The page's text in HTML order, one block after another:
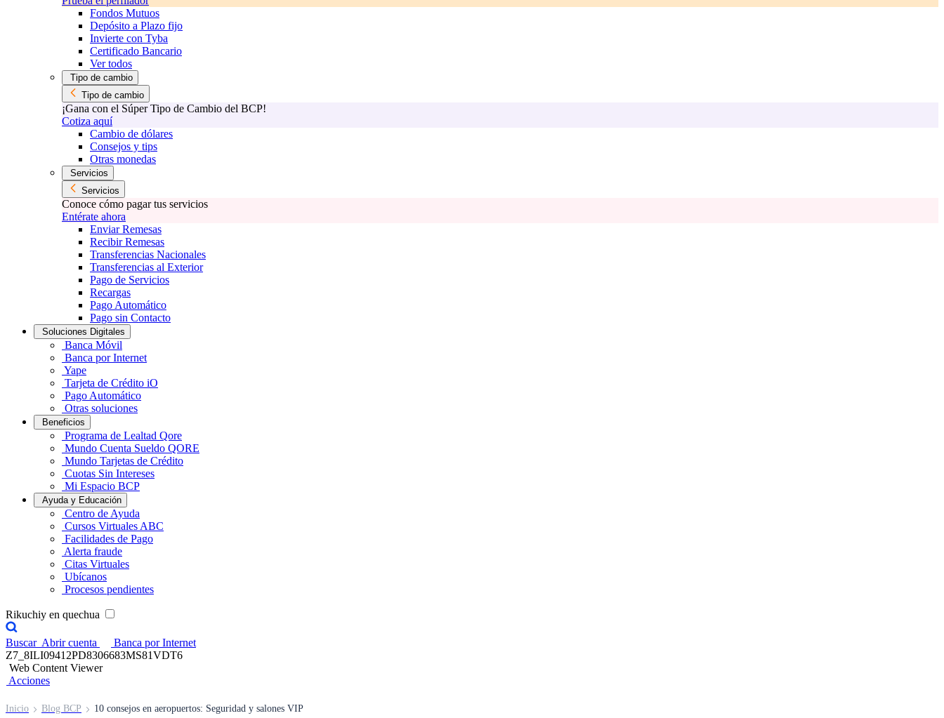
Fondos Mutuos
Depósito a Plazo fijo
Invierte con Tyba
Certificado Bancario
Ver todos
Tipo de cambio
Tipo de cambio
¡Gana con el Súper Tipo de Cambio del BCP!
Cotiza aquí
Cambio de dólares
Consejos y tips
Otras monedas
Servicios
Servicios
Conoce cómo pagar tus servicios
Entérate ahora
Enviar Remesas
Recibir Remesas
Transferencias Nacionales
Transferencias al Exterior
Pago de Servicios
Recargas
Pago Automático
Pago sin Contacto
Soluciones Digitales
Banca Móvil
Banca por Internet
Yape
Tarjeta de Crédito iO
Pago Automático
Otras soluciones
Beneficios
Programa de Lealtad Qore
Mundo Cuenta Sueldo QORE
Mundo Tarjetas de Crédito
Cuotas Sin Intereses
Mi Espacio BCP
Ayuda y Educación
Centro de Ayuda
Cursos Virtuales ABC
Facilidades de Pago
Alerta fraude
Citas Virtuales
Ubícanos
Procesos pendientes
Rikuchiy en quechua
Buscar Abrir cuenta
Banca por Internet
Z7_8ILI09412PD8306683MS81VDT6
Web Content Viewer
Acciones
Inicio Blog BCP 10 consejos en aeropuertos: Seguridad y salones VIP